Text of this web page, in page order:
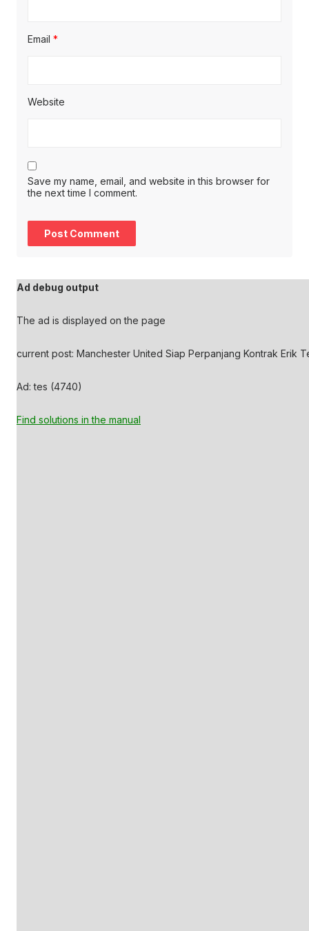
Email *
Website
Save my name, email, and website in this browser for
the next time I comment.
Ad debug output
The ad is displayed on the page
current post: Manchester United Siap Perpanjang Kontrak Erik
Ad: tes (4740)
Find solutions in the manual